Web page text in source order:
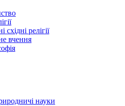
східні релігії
вчення
науки